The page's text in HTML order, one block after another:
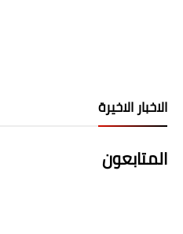
الاخبار الاخيرة
المتابعون